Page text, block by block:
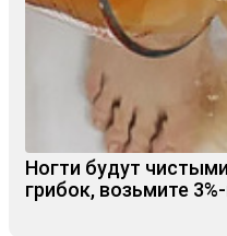
Ногти будут
грибок, возьмите